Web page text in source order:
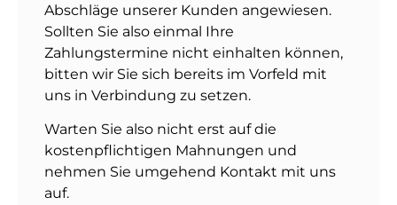
Abschläge unserer Kunden angewiesen.
Sollten Sie also einmal Ihre
Zahlungstermine nicht einhalten können,
bitten wir Sie sich bereits im Vorfeld mit
uns in Verbindung zu setzen.
Warten Sie also nicht erst auf die
kostenpflichtigen Mahnungen und
nehmen Sie umgehend Kontakt mit uns
auf.